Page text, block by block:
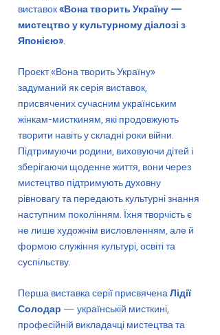
виставок «Вона творить Україну —
мистецтво у культурному діалозі з
Японією».
Проєкт «Вона творить Україну»
задуманий як серія виставок,
присвячених сучасним українським
жінкам-мисткиням, які продовжують
творити навіть у складні роки війни.
Підтримуючи родини, виховуючи дітей і
зберігаючи щоденне життя, вони через
мистецтво підтримують духовну
рівновагу та передають культурні знання
наступним поколінням. Їхня творчість є
не лише художнім висловленням, але й
формою служіння культурі, освіті та
суспільству.
Перша виставка серії присвячена Лідії
Солодар — українській мисткині,
професійній викладачці мистецтва та